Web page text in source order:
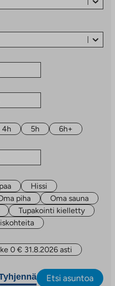
4h 5h
6h+
Hissi
piha
Oma sauna
Tupakointi kielletty
0 € 31.8.2026 asti
Etsi asuntoa